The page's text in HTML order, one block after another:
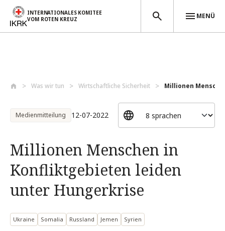
INTERNATIONALES KOMITEE
VOM ROTEN KREUZ
MENÜ
Was wir tun Wirtschaftliche Sicherheit Millionen
Medienmitteilung 12-07-2022
Millionen Menschen in
Konfliktgebieten leiden
unter Hungerkrise
Ukraine Somalia Russland Jemen Syrien